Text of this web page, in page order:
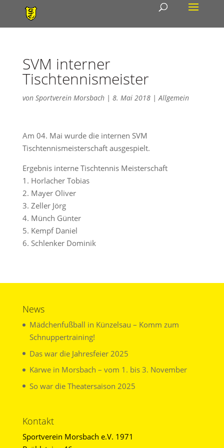
SVM interner
Tischtennismeister
von Sportverein Morsbach| 8. Mai 2018|Allgemein
Am 04. Mai wurde die internen SVM
Tischtennismeisterschaft ausgespielt.
Ergebnis interne Tischtennis Meisterschaft
1. Horlacher Tobias
2. Mayer Oliver
3. Zeller Jörg
4. Münch Günter
5. Kempf Daniel
6. Schlenker Dominik
News
Mädchenfußball in Künzelsau – Komm zum
Schnuppertraining!
Das war die Jahresfeier 2025
Kärwe in Morsbach – vom 1. bis 3. November
So war die Theatersaison 2025
Kontakt
Sportverein Morsbach e.V. 1971